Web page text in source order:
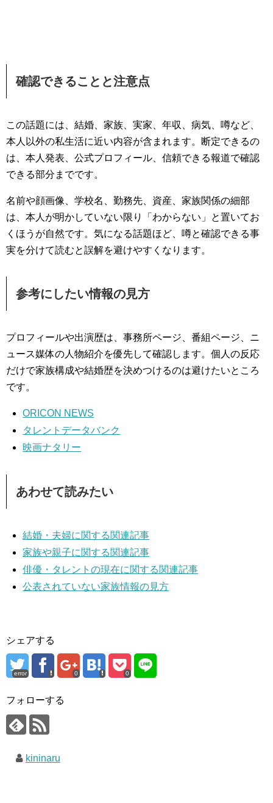
確認できることと注意点
この話題には、結婚、家族、実家、年収、病気、噂など、
本人以外の私生活に近い内容が含まれます。断定できるの
は、本人発表、公式プロフィール、信頼できる報道で確認
できる部分までです。
名前や顔画像、学校名、勤務先、資産、家族関係の細部
は、本人が明かしていない限り「わからない」と置いてお
くほうが自然です。気になる話題ほど、噂と確認できる事
実を分けて読むと誤解を避けやすくなります。
参考にしたい情報の見方
プロフィールや出演歴は、事務所ページ、番組ページ、ニ
ュース媒体の人物紹介を優先して確認します。個人の反応
だけで家族構成や結婚歴を決めつけるのは避けたいところ
です。
ORICON NEWS
タレントデータバンク
映画ナタリー
あわせて読みたい
結婚・夫婦に関する関連記事
家族や親子に関する関連記事
俳優・タレントの現在に関する関連記事
公表されていない家族情報の見方
シェアする
error 0 0
フォローする
kininaru